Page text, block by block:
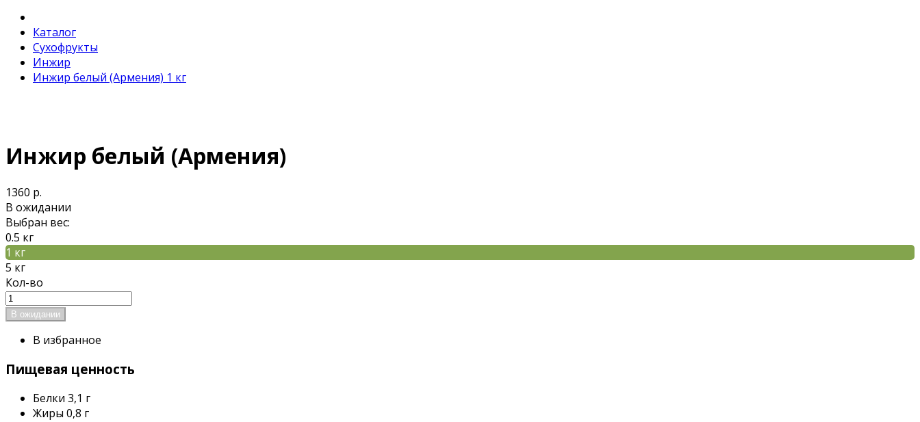
Каталог
Сухофрукты
Инжир
Инжир белый (Армения) 1 кг
Инжир белый (Армения)
1360 р.
В ожидании
Выбран вес:
0.5 кг
1 кг
5 кг
Кол-во
В избранное
Пищевая ценность
Белки 3,1 г
Жиры 0,8 г